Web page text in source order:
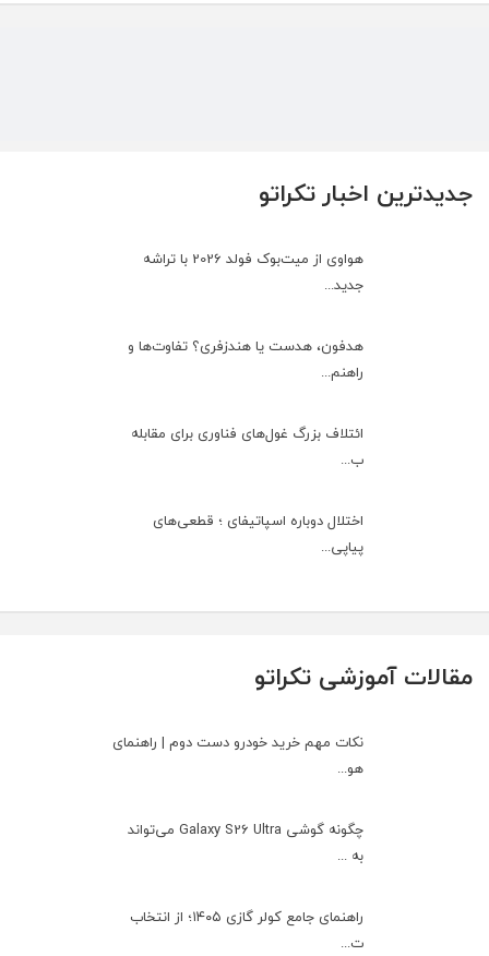
جدیدترین اخبار تکراتو
هواوی از میت‌بوک فولد 2026 با تراشه
جدید...
هدفون، هدست یا هندزفری؟ تفاوت‌ها و
راهنم...
ائتلاف بزرگ غول‌های فناوری برای مقابله
ب...
اختلال دوباره اسپاتیفای ؛ قطعی‌های
پیاپی...
مقالات آموزشی تکراتو
نکات مهم خرید خودرو دست دوم | راهنمای
هو...
چگونه گوشی Galaxy S26 Ultra می‌تواند
به ...
راهنمای جامع کولر گازی ۱۴۰۵؛ از انتخاب
ت...